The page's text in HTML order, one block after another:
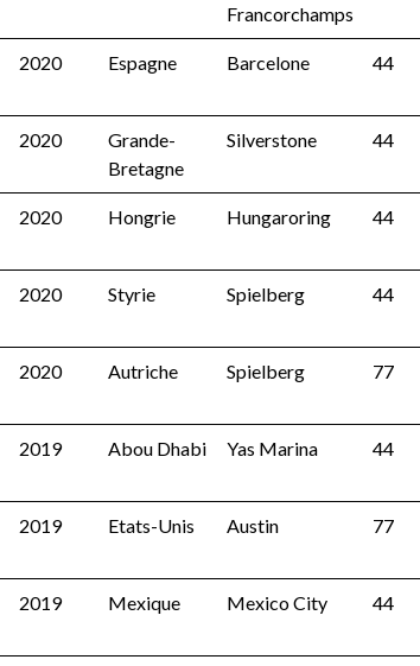
Francorchamps
2020 Espagne Barcelone 44
2020
Grande-
Bretagne
Silverstone 44
2020 Hongrie Hungaroring 44
2020 Styrie Spielberg 44
2020 Autriche Spielberg 77
2019 Abou Dhabi Yas Marina 44
2019 Etats-Unis Austin 77
2019 Mexique Mexico City 44